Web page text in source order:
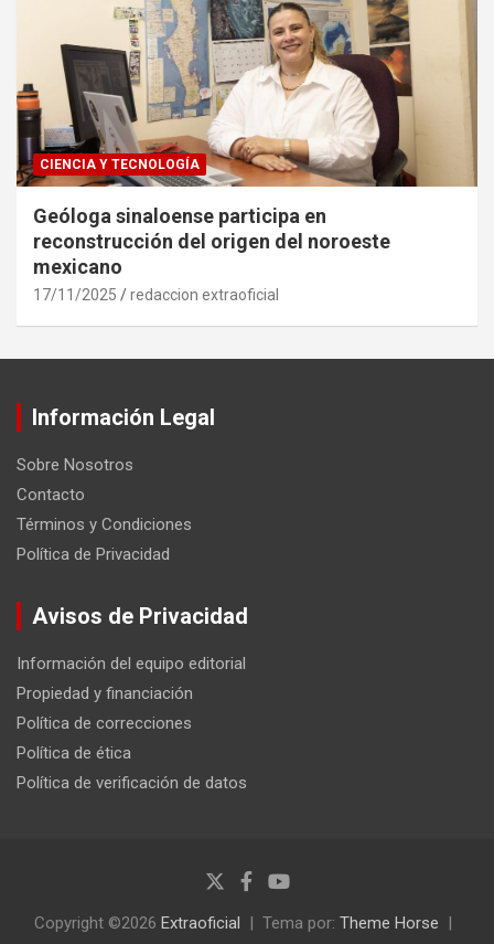
CIENCIA Y TECNOLOGÍA
Geóloga sinaloense participa en
reconstrucción del origen del noroeste
mexicano
17/11/2025 redaccion extraoficial
Información Legal
Sobre Nosotros
Contacto
Términos y Condiciones
Política de Privacidad
Avisos de Privacidad
Información del equipo editorial
Propiedad y financiación
Política de correcciones
Política de ética
Política de verificación de datos
Copyright ©2026 Extraoficial Tema por: Theme Horse